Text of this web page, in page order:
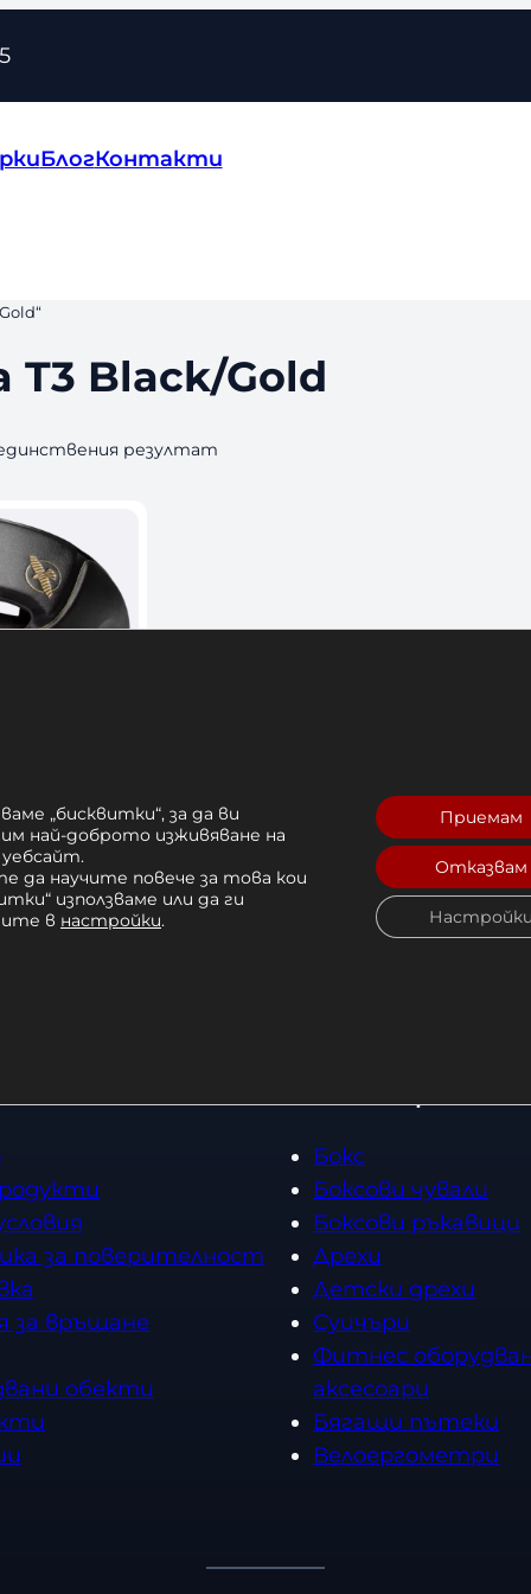
БлогКонтакти
T3 Black/Gold
резултат
Hayabusa T3
лв.
Купи
за поверителност
за връщане
обекти
Бокс
Боксови чували
Боксови ръкавици
Дрехи
Детски дрехи
Суичъри
Фитнес
аксесоари
Бягащи пътеки
Велоергометри
„бисквитки“, за да ви
най-доброто изживяване на
да научите повече за това кои
използваме или да ги
в настройки.
Приемам
Отказвам